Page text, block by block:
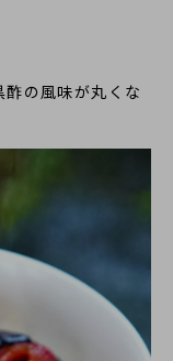
の風味が丸くな